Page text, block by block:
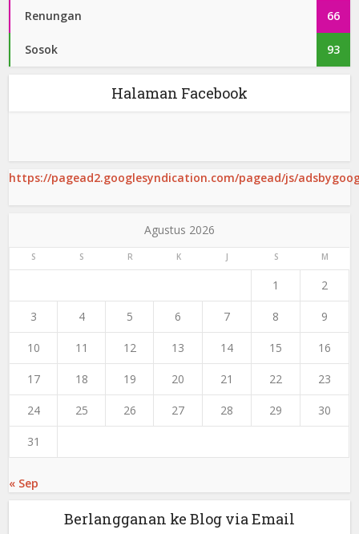
Renungan 66
Sosok 93
Halaman Facebook
https://pagead2.googlesyndication.com/pagead/js/
Agustus 2026
S S R K J S M
1 2
3 4 5 6 7 8 9
10 11 12 13 14 15 16
17 18 19 20 21 22 23
24 25 26 27 28 29 30
31
« Sep
Berlangganan ke Blog via Email